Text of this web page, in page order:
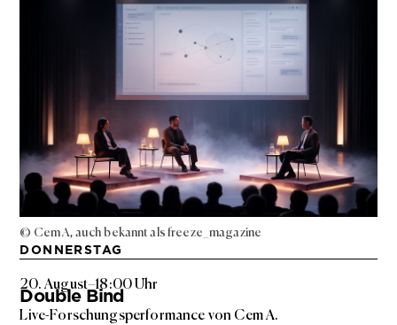
© Cem A, auch bekannt als freeze_magazine
DONNERSTAG
20. August–18:00 Uhr
Double Bind
Live-Forschungsperformance von Cem A.